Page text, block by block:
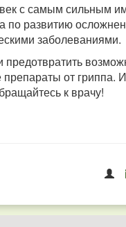
с самым сильным
по развитию
заболеваниями.
предотвратить
от гриппа.
к врачу!